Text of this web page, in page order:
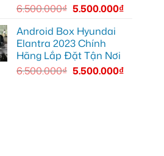
6.500.000₫ 5.500.000₫
Android Box Hyundai
Elantra 2023 Chính
Hãng Lắp Đặt Tận Nơi
6.500.000₫ 5.500.000₫